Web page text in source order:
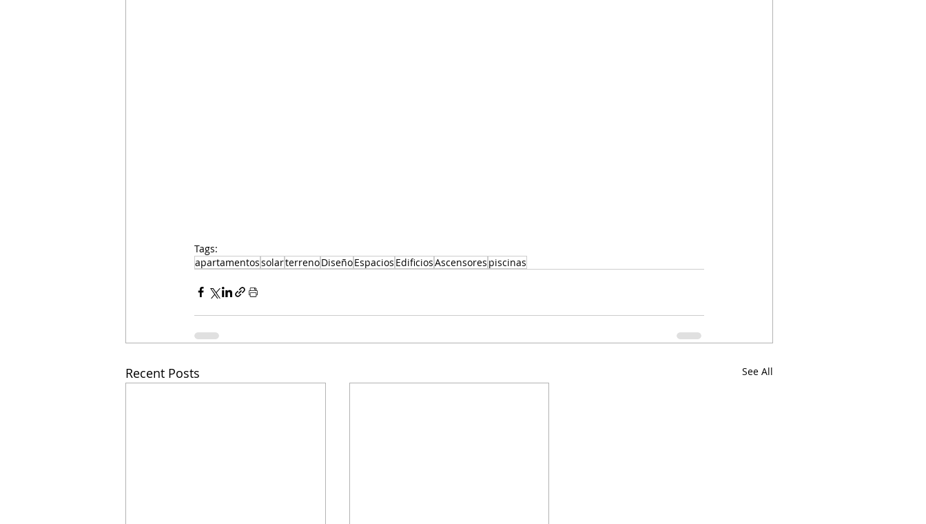
Tags:
apartamentossolarterrenoDiseñoEspacios EdificiosAscensores piscinas
Recent Posts See All